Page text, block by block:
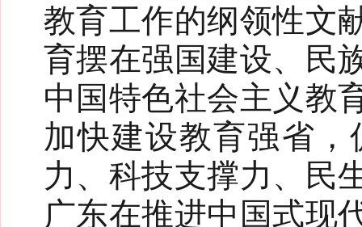
教育工作的纲领性文
育摆在强国建设、民
中国特色社会主义教
加快建设教育强省
力、科技支撑力、民
广东在推进中国式现